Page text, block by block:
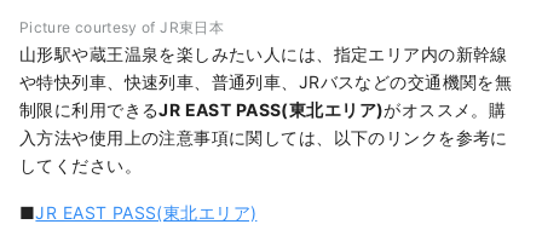
Picture courtesy of JR東日本
山形駅や蔵王温泉を楽しみたい人には、指定エリア内の新幹線
や特快列車、快速列車、普通列車、JRバスなどの交通機関を無
制限に利用できるJR EAST PASS(東北エリア)がオススメ。購
入方法や使用上の注意事項に関しては、以下のリンクを参考に
してください。
■JR EAST PASS(東北エリア)